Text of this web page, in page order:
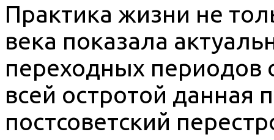
Практика жизни не
века показала
переходных периодов
всей остротой данная
постсоветский